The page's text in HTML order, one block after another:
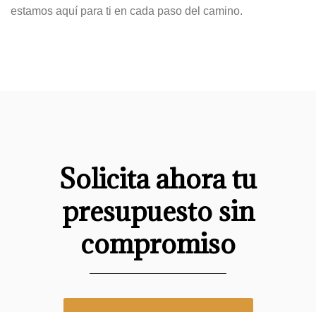
estamos aquí para ti en cada paso del camino.
Solicita ahora tu
presupuesto sin
compromiso